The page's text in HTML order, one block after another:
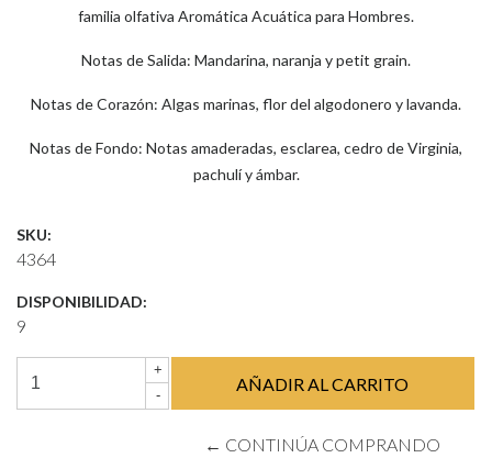
familia olfativa Aromática Acuática para Hombres.
Notas de Salida: Mandarina, naranja y petit grain.
Notas de Corazón: Algas marinas, flor del algodonero y lavanda.
Notas de Fondo: Notas amaderadas, esclarea, cedro de Virginia,
pachulí y ámbar.
SKU:
4364
DISPONIBILIDAD:
9
+
-
← CONTINÚA COMPRANDO